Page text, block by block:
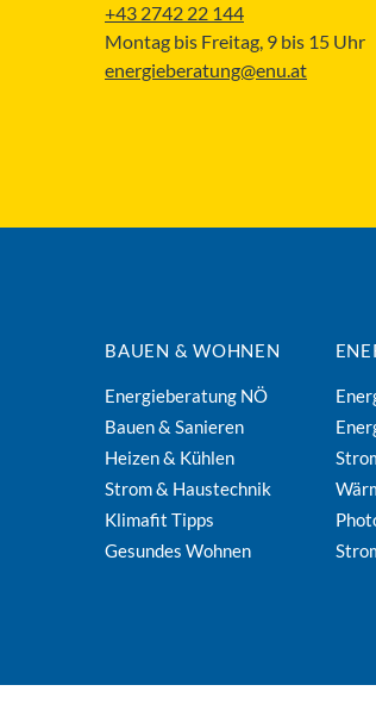
+43 2742 22 144
Montag bis Freitag, 9 bis 15 Uhr
energieberatung@enu.at
BAUEN & WOHNEN
Energieberatung NÖ
Bauen & Sanieren
Heizen & Kühlen
Strom & Haustechnik
Klimafit Tipps
Gesundes Wohnen